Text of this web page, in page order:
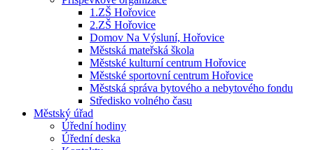
1.ZŠ Hořovice
2.ZŠ Hořovice
Domov Na Výsluní, Hořovice
Městská mateřská škola
Městské kulturní centrum Hořovice
Městské sportovní centrum Hořovice
Městská správa bytového a nebytového fondu
Středisko volného času
Městský úřad
Úřední hodiny
Úřední deska